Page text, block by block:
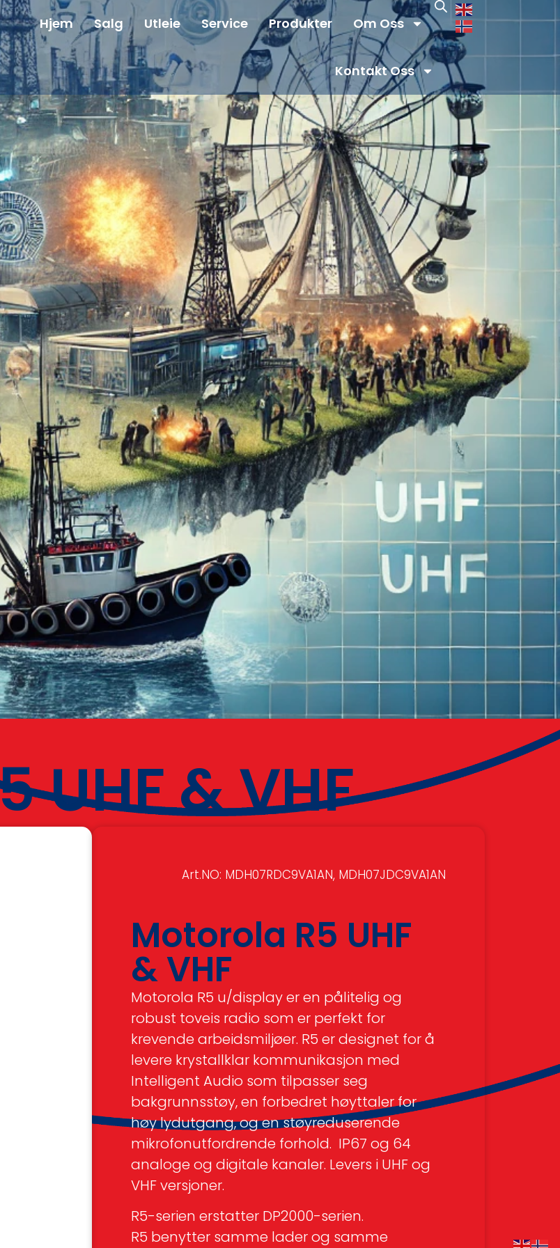
Hjem Salg Utleie Service Produkter Om Oss
Kontakt Oss
UHF & VHF
Art.NO: MDH07RDC9VA1AN, MDH07JDC9VA1AN
Motorola R5 UHF
& VHF
Motorola R5 u/display er en pålitelig og
robust toveis radio som er perfekt for
krevende arbeidsmiljøer. R5 er designet for å
levere krystallklar kommunikasjon med
Intelligent Audio som tilpasser seg
bakgrunnsstøy, en forbedret høyttaler for
høy lydutgang, og en støyreduserende
mikrofonutfordrende forhold. IP67 og 64
analoge og digitale kanaler. Levers i UHF og
VHF versjoner.
R5-serien erstatter DP2000-serien.
R5 benytter samme lader og samme